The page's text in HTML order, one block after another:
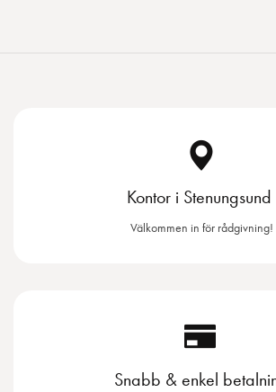
Kontor i Stenungsund
Välkommen in för rådgivning!
Snabb & enkel